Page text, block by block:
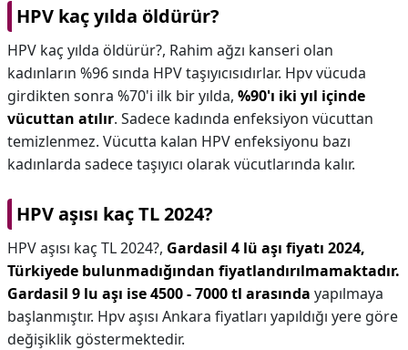
HPV kaç yılda öldürür?
HPV kaç yılda öldürür?, Rahim ağzı kanseri olan
kadınların %96 sında HPV taşıyıcısıdırlar. Hpv vücuda
girdikten sonra %70'i ilk bir yılda, %90'ı iki yıl içinde
vücuttan atılır. Sadece kadında enfeksiyon vücuttan
temizlenmez. Vücutta kalan HPV enfeksiyonu bazı
kadınlarda sadece taşıyıcı olarak vücutlarında kalır.
HPV aşısı kaç TL 2024?
HPV aşısı kaç TL 2024?, Gardasil 4 lü aşı fiyatı 2024,
Türkiyede bulunmadığından fiyatlandırılmamaktadır.
Gardasil 9 lu aşı ise 4500 - 7000 tl arasında yapılmaya
başlanmıştır. Hpv aşısı Ankara fiyatları yapıldığı yere göre
değişiklik göstermektedir.